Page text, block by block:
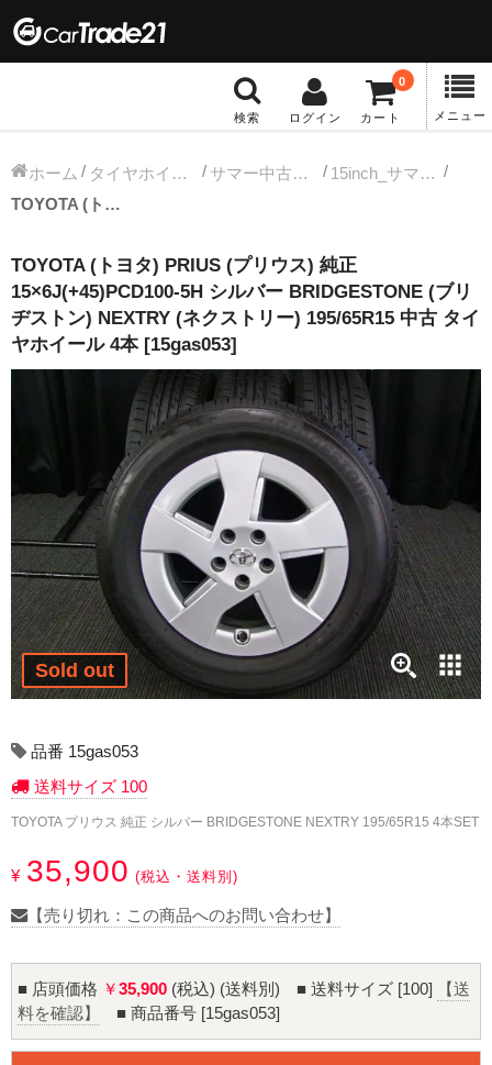
検索 ログイン カート
0
メニュー
冬タイヤホイール
13インチ：冬タイヤホイール
14インチ：冬タイヤホイール
15インチ：冬タイヤホイール
16インチ：冬タイヤホイール
17インチ：冬タイヤホイール
18インチ：冬タイヤホイール
19インチ：冬タイヤホイール
20インチ：冬タイヤホイール
13インチ：夏タイヤホイール
14インチ：夏タイヤホイール
15インチ：夏タイヤホイール
16インチ：夏タイヤホイール
17インチ：夏タイヤホイール
ホーム タイヤホイールセット サマー中古タイヤホイール
15inch_サマー中古タイヤホイール
TOYOTA (トヨタ) PRIUS (プリウス) 純正 15×6J(+45)PCD100-5H シルバー BRIDGESTONE (ブリヂストン) NEXTRY (ネクストリー) 195/65R15 中古 タイヤホイール 4本 [15gas053]
TOYOTA (トヨタ) PRIUS (プリウス) 純正
15×6J(+45)PCD100-5H シルバー BRIDGESTONE (ブリ
ヂストン) NEXTRY (ネクストリー) 195/65R15 中古 タイ
ヤホイール 4本 [15gas053]
Sold out
品番 15gas053
送料サイズ 100
TOYOTA プリウス 純正 シルバー BRIDGESTONE NEXTRY 195/65R15 4本SET
¥ 35,900 (税込・送料別)
【売り切れ：この商品へのお問い合わせ】
■ 店頭価格 ￥35,900 (税込) (送料別) ■ 送料サイズ [100]
【送
料を確認】
■ 商品番号 [15gas053]